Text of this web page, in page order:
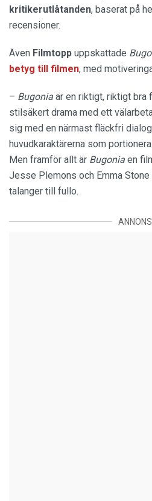
kritikerutlåtanden, baserat på
recensioner.
Även Filmtopp uppskattade
betyg till filmen, med
– Bugonia är en riktigt, riktigt bra
stilsäkert drama med ett
sig med en närmast fläckfri
huvudkaraktärerna som
Men framför allt är Bugonia en
Jesse Plemons och Emma
talanger till fullo.
ANNONS